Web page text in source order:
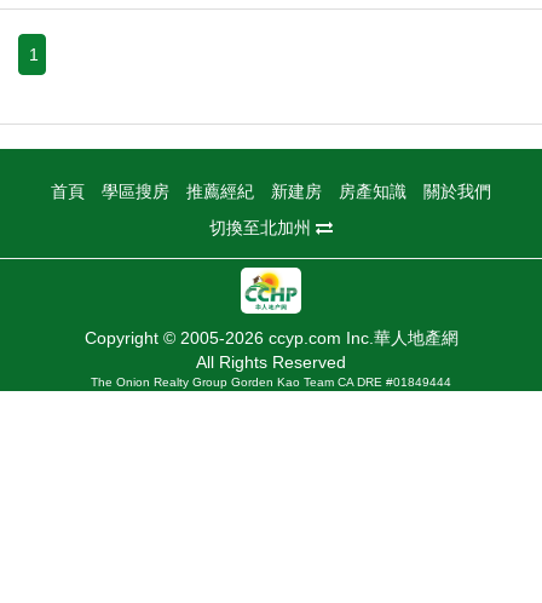
1
首頁 學區搜房 推薦經紀 新建房 房產知識
關於我們
切換至北加州
Copyright © 2005-2026 ccyp.com Inc.華人地產網
All Rights Reserved
The Onion Realty Group Gorden Kao Team CA DRE #01849444